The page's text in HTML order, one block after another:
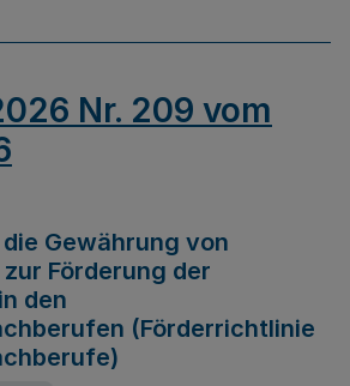
Nr. 209 vom
Gewährung von
Förderung der
den
(Förderrichtlinie